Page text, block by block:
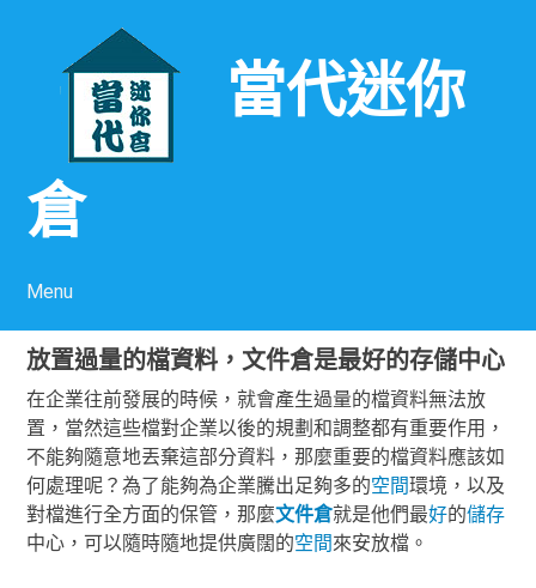
當代迷你
倉
Menu
放置過量的檔資料，文件倉是最好的存儲中心
在企業往前發展的時候，就會產生過量的檔資料無法放
置，當然這些檔對企業以後的規劃和調整都有重要作用，
不能夠隨意地丟棄這部分資料，那麼重要的檔資料應該如
何處理呢？為了能夠為企業騰出足夠多的空間環境，以及
對檔進行全方面的保管，那麼文件倉就是他們最好的儲存
中心，可以隨時隨地提供廣闊的空間來安放檔。